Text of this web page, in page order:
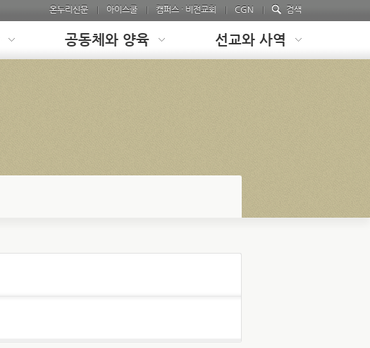
온누리신문 아이스쿨 캠퍼스 · 비전교회 CGN 검색
공동체와 양육 선교와 사역